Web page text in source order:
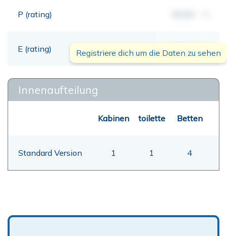
P (rating)
E (rating) 00,00 mt
Registriere dich um die Daten zu sehen
Innenaufteilung
Kabinen toilette Betten
Standard Version 1 1 4